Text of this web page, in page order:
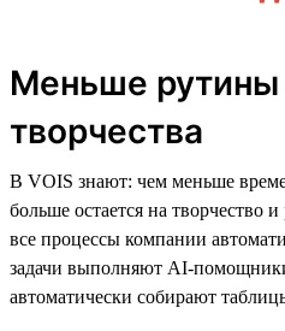
Меньше
творчества
В VOIS знают: чем меньше
больше остается на творчество
все процессы компании
задачи выполняют AI-
автоматически собирают